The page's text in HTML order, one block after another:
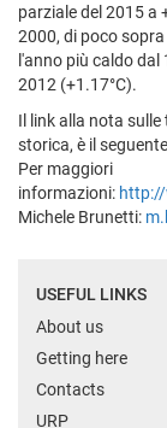
parziale del 2015 a
2000, di poco sopra
l'anno più caldo dal
2012 (+1.17°C).
Il link alla nota
storica, è il
Per maggiori
informazioni:
Michele Brunetti:
USEFUL LINKS
About us
Getting here
Contacts
URP